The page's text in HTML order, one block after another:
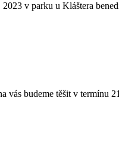
v parku u Kláštera
vás budeme těšit v termínu